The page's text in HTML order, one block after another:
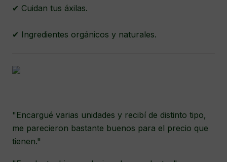
✔ Cuidan tus áxilas.
✔ Ingredientes orgánicos y naturales.
"Encargué varias unidades y recibí de distinto tipo,
me parecieron bastante buenos para el precio que
tienen."